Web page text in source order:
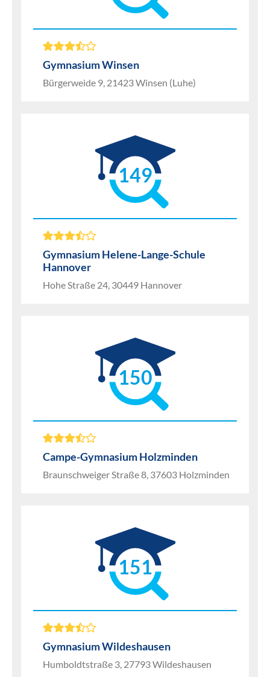
Gymnasium Winsen
Bürgerweide 9, 21423 Winsen (Luhe)
149
Gymnasium Helene-Lange-Schule
Hannover
Hohe Straße 24, 30449 Hannover
150
Campe-Gymnasium Holzminden
Braunschweiger Straße 8, 37603 Holzminden
151
Gymnasium Wildeshausen
Humboldtstraße 3, 27793 Wildeshausen